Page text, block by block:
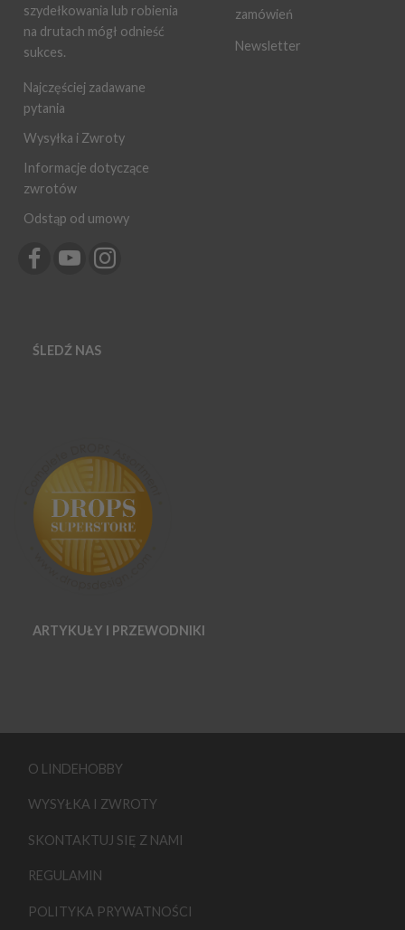
szydełkowania lub robienia
na drutach mógł odnieść
sukces.
Najczęściej zadawane
pytania
Wysyłka i Zwroty
Informacje dotyczące
zwrotów
Odstąp od umowy
zamówień
Newsletter
ŚLEDŹ NAS
ARTYKUŁY I PRZEWODNIKI
O LINDEHOBBY
WYSYŁKA I ZWROTY
SKONTAKTUJ SIĘ Z NAMI
REGULAMIN
POLITYKA PRYWATNOŚCI